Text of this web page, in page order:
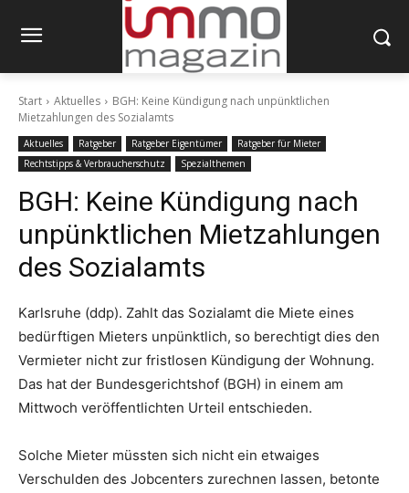
Start Aktuelles
BGH: Keine Kündigung nach unpünktlichen
Mietzahlungen des Sozialamts
Aktuelles Ratgeber Ratgeber Eigentümer
Ratgeber für Mieter
Rechtstipps & Verbraucherschutz
Spezialthemen
BGH: Keine Kündigung nach
unpünktlichen Mietzahlungen
des Sozialamts
Karlsruhe (ddp). Zahlt das Sozialamt die Miete eines
bedürftigen Mieters unpünktlich, so berechtigt dies den
Vermieter nicht zur fristlosen Kündigung der Wohnung.
Das hat der Bundesgerichtshof (BGH) in einem am
Mittwoch veröffentlichten Urteil entschieden.
Solche Mieter müssten sich nicht ein etwaiges
Verschulden des Jobcenters zurechnen lassen, betonte